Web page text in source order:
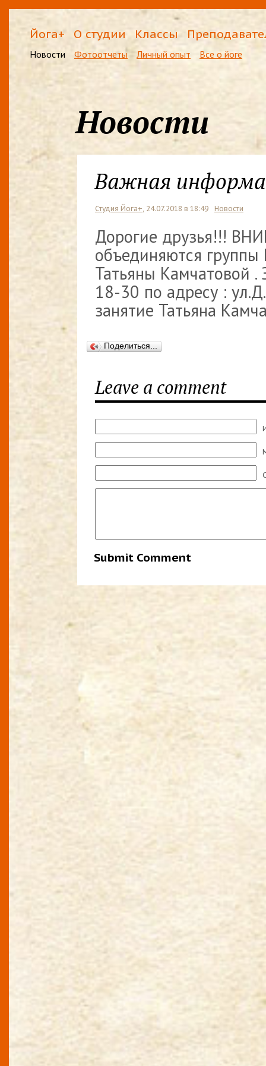
Йога+ О студии Классы
Новости Фотоотчеты Личный опыт Все о йоге
Новости
Важная
Студия Йога+ , 24.07.2018 в 18:49 Новости
Дорогие друзья!!!
объединяются
Татьяны Камчатовой .
18-30 по адресу :
занятие Татьяна
Поделиться...
Leave a comment